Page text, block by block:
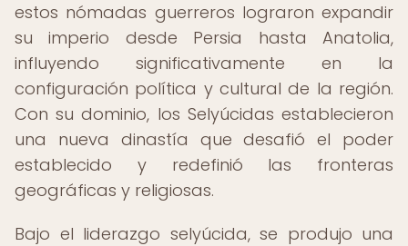
estos nómadas guerreros lograron expandir
su imperio desde Persia hasta Anatolia,
influyendo significativamente en la
configuración política y cultural de la región.
Con su dominio, los Selyúcidas establecieron
una nueva dinastía que desafió el poder
establecido y redefinió las fronteras
geográficas y religiosas.
Bajo el liderazgo selyúcida, se produjo una